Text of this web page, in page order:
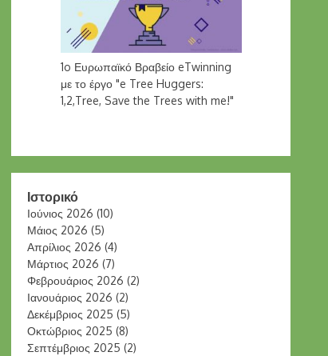
1o Ευρωπαϊκό Βραβείο eTwinning
με το έργο "e Tree Huggers:
1,2,Tree, Save the Trees with me!"
Ιστορικό
Ιούνιος 2026 (10)
Μάιος 2026 (5)
Απρίλιος 2026 (4)
Μάρτιος 2026 (7)
Φεβρουάριος 2026 (2)
Ιανουάριος 2026 (2)
Δεκέμβριος 2025 (5)
Οκτώβριος 2025 (8)
Σεπτέμβριος 2025 (2)